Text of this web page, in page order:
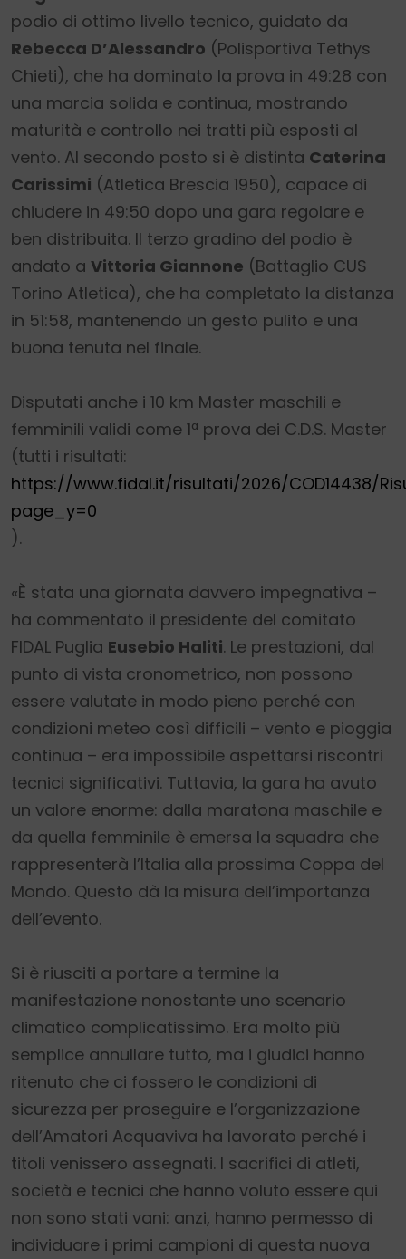
podio di ottimo livello tecnico, guidato da
Rebecca D’Alessandro (Polisportiva Tethys
Chieti), che ha dominato la prova in 49:28 con
una marcia solida e continua, mostrando
maturità e controllo nei tratti più esposti al
vento. Al secondo posto si è distinta Caterina
Carissimi (Atletica Brescia 1950), capace di
chiudere in 49:50 dopo una gara regolare e
ben distribuita. Il terzo gradino del podio è
andato a Vittoria Giannone (Battaglio CUS
Torino Atletica), che ha completato la distanza
in 51:58, mantenendo un gesto pulito e una
buona tenuta nel finale.
Disputati anche i 10 km Master maschili e
femminili validi come 1ª prova dei C.D.S. Master
(tutti i risultati:
https://www.fidal.it/risultati/2026/COD14438/
page_y=0
).
«È stata una giornata davvero impegnativa –
ha commentato il presidente del comitato
FIDAL Puglia Eusebio Haliti. Le prestazioni, dal
punto di vista cronometrico, non possono
essere valutate in modo pieno perché con
condizioni meteo così difficili – vento e pioggia
continua – era impossibile aspettarsi riscontri
tecnici significativi. Tuttavia, la gara ha avuto
un valore enorme: dalla maratona maschile e
da quella femminile è emersa la squadra che
rappresenterà l’Italia alla prossima Coppa del
Mondo. Questo dà la misura dell’importanza
dell’evento.
Si è riusciti a portare a termine la
manifestazione nonostante uno scenario
climatico complicatissimo. Era molto più
semplice annullare tutto, ma i giudici hanno
ritenuto che ci fossero le condizioni di
sicurezza per proseguire e l’organizzazione
dell’Amatori Acquaviva ha lavorato perché i
titoli venissero assegnati. I sacrifici di atleti,
società e tecnici che hanno voluto essere qui
non sono stati vani: anzi, hanno permesso di
individuare i primi campioni di questa nuova